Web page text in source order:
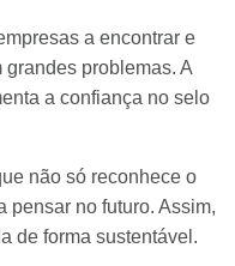
a encontrar e
problemas. A
a confiança no selo
não só reconhece o
pensar no futuro. Assim,
de forma sustentável.